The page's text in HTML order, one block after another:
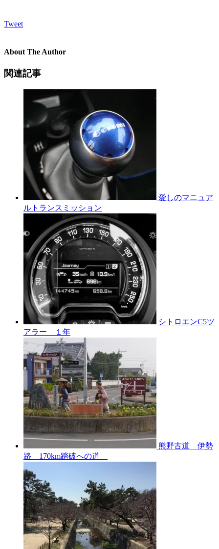
Tweet
About The Author
関連記事
愛しのマニュア
ルトランスミッション
シトロエンC5ツ
アラー １年
熊野古道 伊勢
路 170km踏破への道